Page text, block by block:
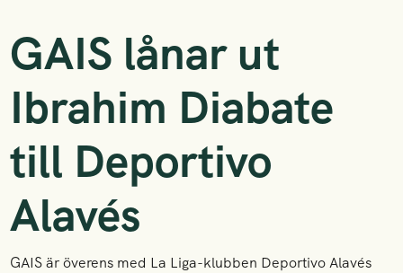
GAIS lånar ut
Ibrahim Diabate
till Deportivo
Alavés
GAIS är överens med La Liga-klubben Deportivo Alavés